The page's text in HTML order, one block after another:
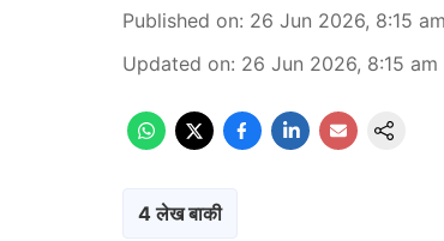
Published on: 26 Jun 2026, 8:15 am
Updated on: 26 Jun 2026, 8:15 am
4 लेख बाकी